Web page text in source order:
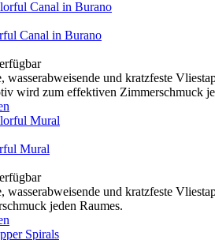
Canal in Burano
wasserabweisende und kratzfeste
wird zum effektiven Zimmerschmuck
Mural
wasserabweisende und kratzfeste
jeden Raumes.